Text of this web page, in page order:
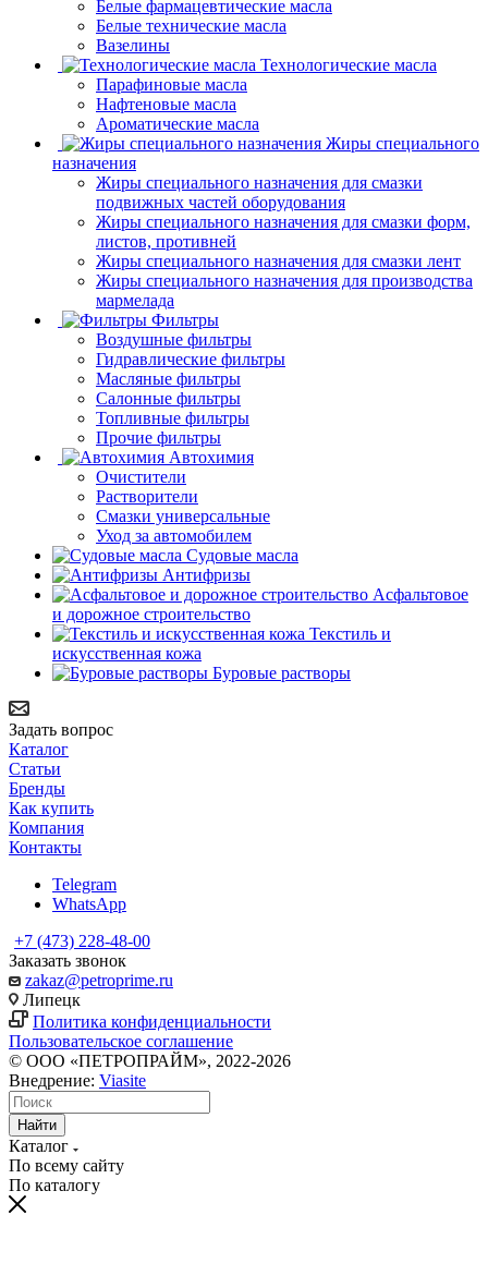
Белые фармацевтические масла
Белые технические масла
Вазелины
Технологические масла
Парафиновые масла
Нафтеновые масла
Ароматические масла
Жиры специального
назначения
Жиры специального назначения для смазки
подвижных частей оборудования
Жиры специального назначения для смазки форм,
листов, противней
Жиры специального назначения для смазки лент
Жиры специального назначения для производства
мармелада
Фильтры
Воздушные фильтры
Гидравлические фильтры
Масляные фильтры
Салонные фильтры
Топливные фильтры
Прочие фильтры
Автохимия
Очистители
Растворители
Смазки универсальные
Уход за автомобилем
Судовые масла
Антифризы
Асфальтовое
и дорожное строительство
Текстиль и
искусственная кожа
Буровые растворы
Задать вопрос
Каталог
Статьи
Бренды
Как купить
Компания
Контакты
Telegram
WhatsApp
+7 (473) 228-48-00
Заказать звонок
zakaz@petroprime.ru
Липецк
Политика конфиденциальности
Пользовательское соглашение
© ООО «ПЕТРОПРАЙМ», 2022-2026
Внедрение: Viasite
Найти
Каталог
По всему сайту
По каталогу